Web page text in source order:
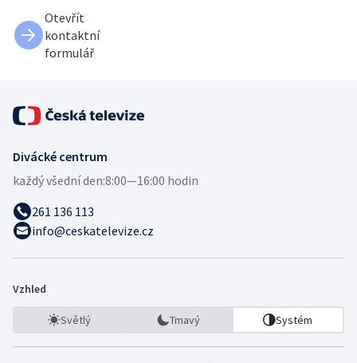
Otevřít
kontaktní
formulář
Divácké centrum
každý všední den:8:00—16:00 hodin
261 136 113
info@ceskatelevize.cz
Vzhled
Světlý Tmavý Systém